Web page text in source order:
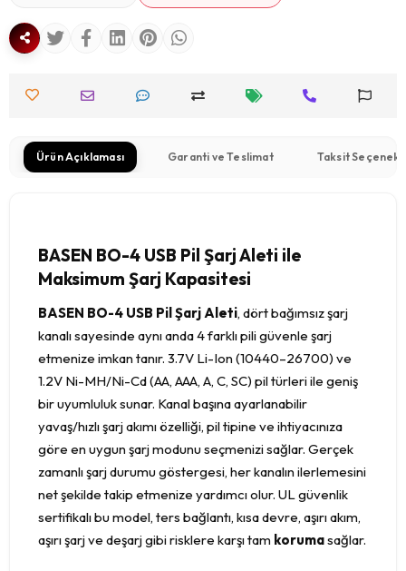
Ürün Açıklaması Garanti ve Teslimat Taksit
BASEN BO-4 USB Pil Şarj Aleti ile
Maksimum Şarj Kapasitesi
BASEN BO-4 USB Pil Şarj Aleti, dört bağımsız şarj
kanalı sayesinde aynı anda 4 farklı pili güvenle şarj
etmenize imkan tanır. 3.7V Li-Ion (10440–26700) ve
1.2V Ni-MH/Ni-Cd (AA, AAA, A, C, SC) pil türleri ile geniş
bir uyumluluk sunar. Kanal başına ayarlanabilir
yavaş/hızlı şarj akımı özelliği, pil tipine ve ihtiyacınıza
göre en uygun şarj modunu seçmenizi sağlar. Gerçek
zamanlı şarj durumu göstergesi, her kanalın ilerlemesini
net şekilde takip etmenize yardımcı olur. UL güvenlik
sertifikalı bu model, ters bağlantı, kısa devre, aşırı akım,
aşırı şarj ve deşarj gibi risklere karşı tam korumasağlar.